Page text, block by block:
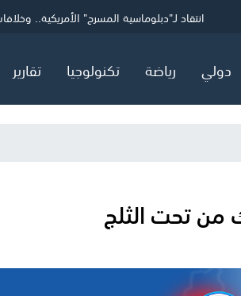
أردان وإدلشتاين يعلنان تأسيس حزب إسرائيلي
الاتحاد الإنجليزي لكرة القدم يسحب دعمه
انتقاد لـ"دبلوماسية المسرح" الأمريكية..
دولي رياضة تكنولوجيا تقارير
من تحت الثلج